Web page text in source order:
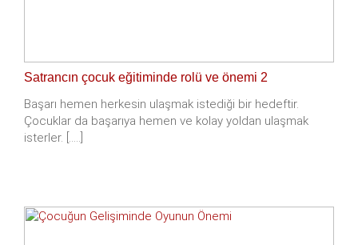
Satrancın çocuk eğitiminde rolü ve önemi 2
Başarı hemen herkesin ulaşmak istediği bir hedeftir.
Çocuklar da başarıya hemen ve kolay yoldan ulaşmak
isterler. [.....]